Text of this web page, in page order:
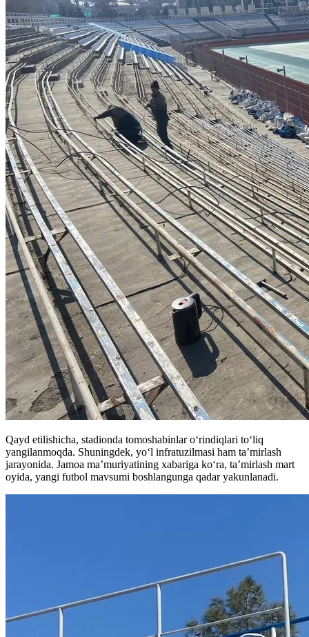
Qayd etilishicha, stadionda tomoshabinlar o‘rindiqlari to‘liq
yangilanmoqda. Shuningdek, yo‘l infratuzilmasi ham ta’mirlash
jarayonida. Jamoa ma’muriyatining xabariga koʻra, ta’mirlash mart
oyida, yangi futbol mavsumi boshlangunga qadar yakunlanadi.